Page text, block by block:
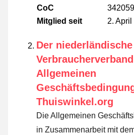
CoC
Mitglied seit
2. April
Der niederländische
Allgemeinen
Thuiswinkel.org
Die Allgemeinen
in Zusammenarbeit mit